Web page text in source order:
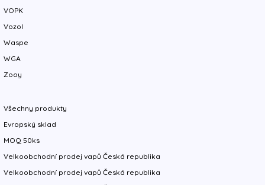
VOPK
Vozol
Waspe
WGA
Zooy
Všechny produkty
Evropský sklad
MOQ 50ks
Velkoobchodní prodej vapů Česká republika
Velkoobchodní prodej vapů Česká republika